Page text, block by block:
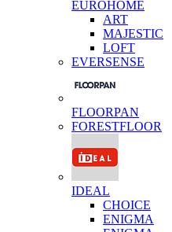
EUROHOME
ART
MAJESTIC
LOFT
EVERSENSE
FLOORPAN
FORESTFLOOR
IDEAL
CHOICE
ENIGMA